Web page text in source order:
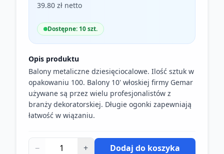
39.80 zł netto
Dostępne: 10 szt.
Opis produktu
Balony metaliczne dziesięciocalowe. Ilość sztuk w
opakowaniu 100. Balony 10' włoskiej firmy Gemar
używane są przez wielu profesjonalistów z
branży dekoratorskiej. Długie ogonki zapewniają
łatwość w wiązaniu.
− + Dodaj do koszyka